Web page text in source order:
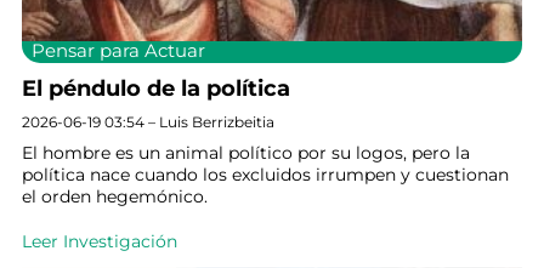
Pensar para Actuar
El péndulo de la política
2026-06-19 03:54 – Luis Berrizbeitia
El hombre es un animal político por su logos, pero la
política nace cuando los excluidos irrumpen y cuestionan
el orden hegemónico.
Leer Investigación